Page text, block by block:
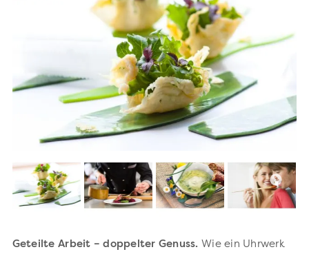
Geteilte Arbeit – doppelter Genuss. Wie ein Uhrwerk